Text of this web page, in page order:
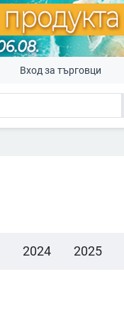
Вход за търговци
2024 2025